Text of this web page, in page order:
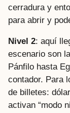
cerradura y
para abrir y
Nivel 2: aquí
escenario son
Pánfilo hasta
contador. Para
de billetes:
activan “modo